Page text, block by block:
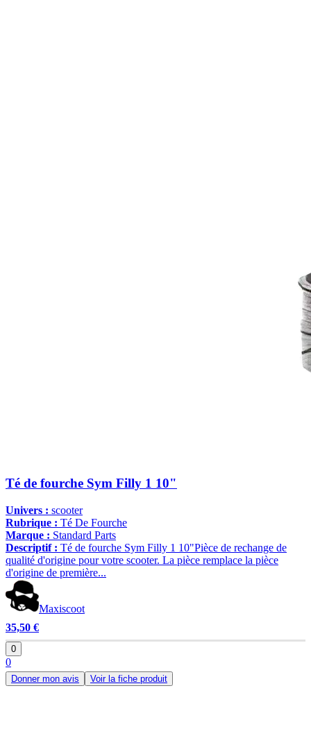
Té de fourche Sym Filly 1 10"
Univers : scooter
Rubrique : Té De Fourche
Marque : Standard Parts
Descriptif : Té de fourche Sym Filly 1 10"Pièce de rechange de
qualité d'origine pour votre scooter. La pièce remplace la pièce
d'origine de première...
Maxiscoot
35,50 €
0
0
Donner mon avis Voir la fiche produit